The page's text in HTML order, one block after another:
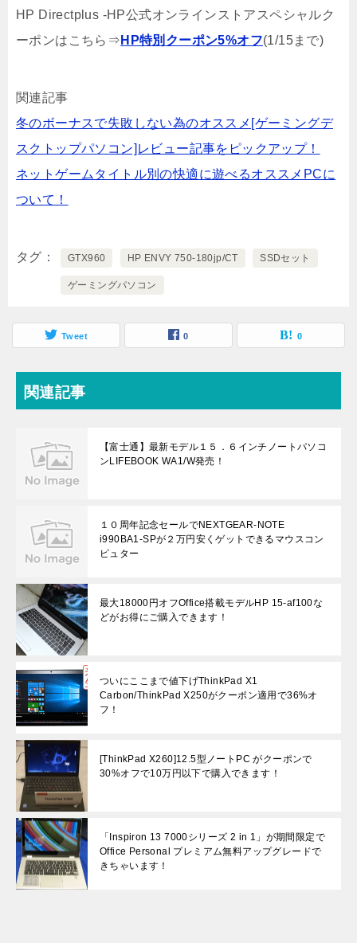
HP Directplus -HP公式オンラインストアスペシャルク
ーポンはこちら⇒ HP特別クーポン5%オフ(1/15まで)
関連記事
冬のボーナスで失敗しない為のオススメ[ゲーミングデ
スクトップパソコン]レビュー記事をピックアップ！
ネットゲームタイトル別の快適に遊べるオススメPCに
ついて！
タグ GTX960 HP ENVY 750-180jp/CT SSDセット
ゲーミングパソコン
Tweet 0 0
関連記事
【富士通】最新モデル１５．６インチノートパソコ
ンLIFEBOOK WA1/W発売！
１０周年記念セールでNEXTGEAR-NOTE
i990BA1-SPが２万円安くゲットできるマウスコン
ピュター
最大18000円オフOffice搭載モデルHP 15-af100な
どがお得にご購入できます！
ついにここまで値下げThinkPad X1
Carbon/ThinkPad X250がクーポン適用で36%オ
フ！
[ThinkPad X260]12.5型ノートPC がクーポンで
30%オフで10万円以下で購入できます！
「Inspiron 13 7000シリーズ 2 in 1」が期間限定で
Office Personal プレミアム無料アップグレードで
きちゃいます！